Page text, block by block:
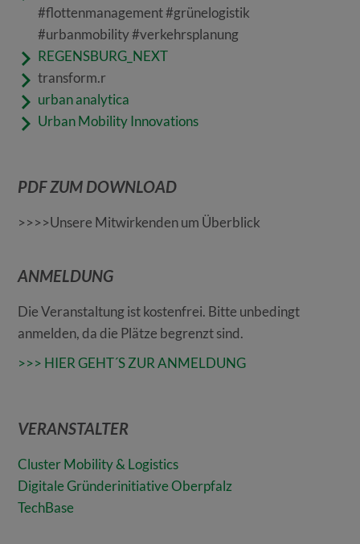
#flottenmanagement #grünelogistik
#urbanmobility #verkehrsplanung
REGENSBURG_NEXT
transform.r
urban analytica
Urban Mobility Innovations
PDF ZUM DOWNLOAD
>>>>Unsere Mitwirkenden um Überblick
ANMELDUNG
Die Veranstaltung ist kostenfrei. Bitte unbedingt
anmelden, da die Plätze begrenzt sind.
>>> HIER GEHT´S ZUR ANMELDUNG
VERANSTALTER
Cluster Mobility & Logistics
Digitale Gründerinitiative Oberpfalz
TechBase